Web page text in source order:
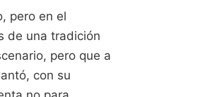
pero en el
de una tradición
pero que a
con su